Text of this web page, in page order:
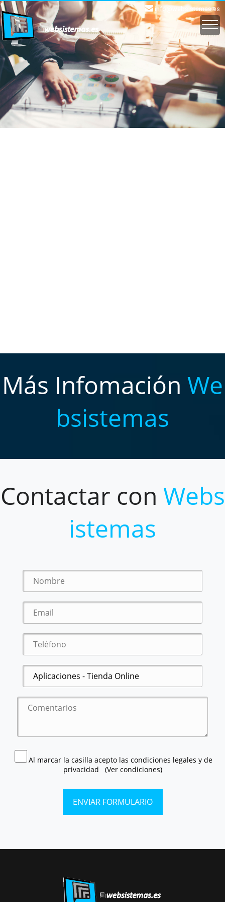
info@websistemas.es
INICIO
EMAIL
WEB
APLICACIONES
CLOUD
Más Infomación We
bsistemas
Contactar con Webs
istemas
Al marcar la casilla acepto las condiciones legales y de
privacidad
(Ver condiciones)
ENVIAR FORMULARIO